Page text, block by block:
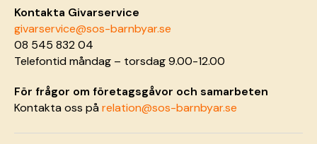
Kontakta Givarservice
givarservice@sos-barnbyar.se
08 545 832 04
Telefontid måndag – torsdag 9.00-12.00
För frågor om företagsgåvor och samarbeten
Kontakta oss pårelation@sos-barnbyar.se